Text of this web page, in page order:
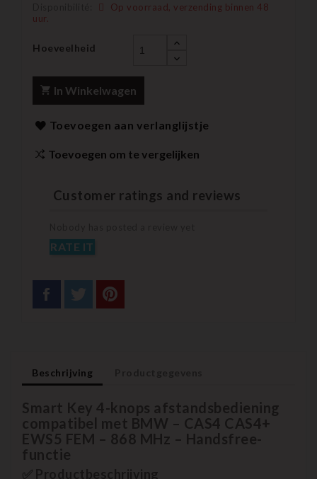
Op voorraad, verzending binnen 48
uur.
Hoeveelheid
In Winkelwagen
Toevoegen aan verlanglijstje
Toevoegen om te vergelijken
Customer ratings and reviews
RATE IT
Beschrijving
Smart Key 4-knops afstandsbediening
compatibel met BMW – CAS4 CAS4+
EWS5 FEM – 868 MHz – Handsfree-
functie
✅ Productbeschrijving